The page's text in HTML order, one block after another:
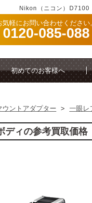
Nikon（ニコン）D7100
気軽にお問い合わせください
0120-085-088
初めてのお客様へ
ウントアダプター > 一眼レ
ディの参考買取価格